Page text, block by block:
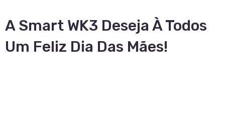
A Smart WK3 Deseja À Todos
Um Feliz Dia Das Mães!